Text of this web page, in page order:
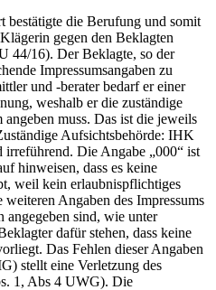
bestätigte die Berufung und somit
gegen den Beklagten
44/16). Der Beklagte, so der
Impressumsangaben zu
und -berater bedarf er einer
weshalb er die zuständige
muss. Das ist die jeweils
Aufsichtsbehörde: IHK
Die Angabe „000“ ist
hinweisen, dass es keine
weil kein erlaubnispflichtiges
Angaben des Impressums
angegeben sind, wie unter
dafür stehen, dass keine
Das Fehlen dieser Angaben
stellt eine Verletzung des
1, Abs 4 UWG). Die